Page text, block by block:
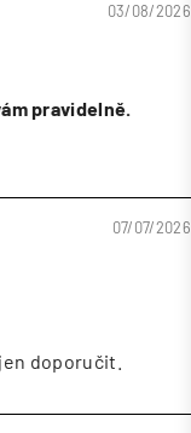
03/08/2026
pravidelně.
07/07/2026
doporučit.